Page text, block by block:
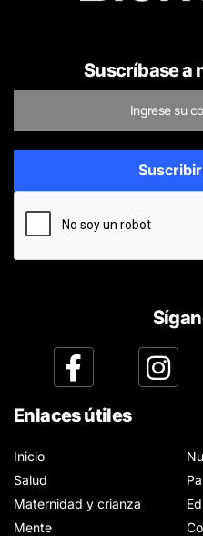
Suscríbase a
Enlaces útiles
Inicio
Salud
Maternidad y crianza
Mente